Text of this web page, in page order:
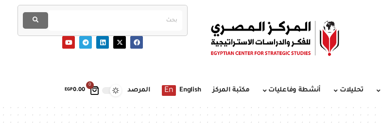
0
EGP0.00 تحليلات أنشطة وفاعليات مكتبة المركز English
En المرصد